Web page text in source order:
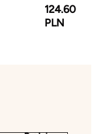
124.60
PLN